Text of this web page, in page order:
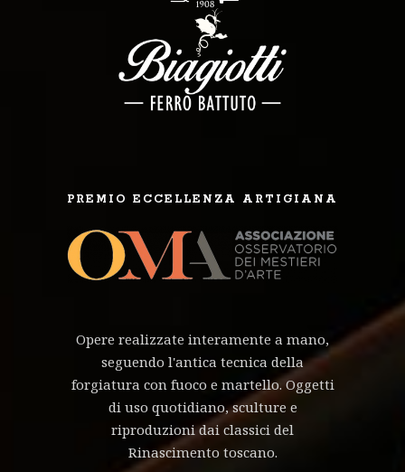
PREMIO ECCELLENZA ARTIGIANA
Opere realizzate interamente a mano,
seguendo l'antica tecnica della
forgiatura con fuoco e martello. Oggetti
di uso quotidiano, sculture e
riproduzioni dai classici del
Rinascimento toscano.